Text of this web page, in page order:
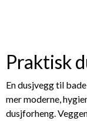
Praktisk
En dusjvegg til
mer moderne,
dusjforheng.